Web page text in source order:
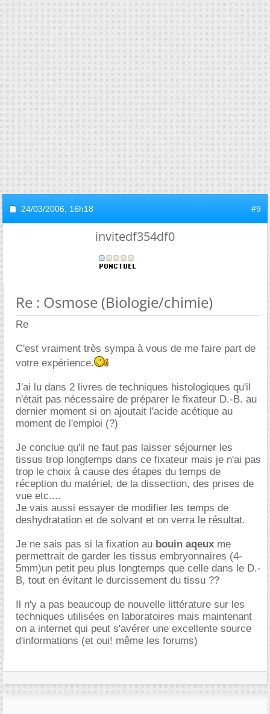
24/03/2006, 16h18 #9
invitedf354df0
Re : Osmose (Biologie/chimie)
Re
C'est vraiment très sympa à vous de me faire part de
votre expérience.
J'ai lu dans 2 livres de techniques histologiques qu'il
n'était pas nécessaire de préparer le fixateur D.-B. au
dernier moment si on ajoutait l'acide acétique au
moment de l'emploi (?)
Je conclue qu'il ne faut pas laisser séjourner les
tissus trop longtemps dans ce fixateur mais je n'ai pas
trop le choix à cause des étapes du temps de
réception du matériel, de la dissection, des prises de
vue etc....
Je vais aussi essayer de modifier les temps de
deshydratation et de solvant et on verra le résultat.
Je ne sais pas si la fixation au bouin aqeux me
permettrait de garder les tissus embryonnaires (4-
5mm)un petit peu plus longtemps que celle dans le D.-
B, tout en évitant le durcissement du tissu ??
Il n'y a pas beaucoup de nouvelle littérature sur les
techniques utilisées en laboratoires mais maintenant
on a internet qui peut s'avérer une excellente source
d'informations (et oui! même les forums)